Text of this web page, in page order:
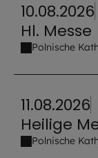
10.08.2026
Hl. Messe
Polnische
11.08.2026
Heilige
Polnische